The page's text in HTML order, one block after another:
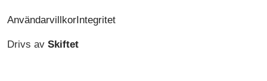
AnvändarvillkorIntegritet
Drivs av Skiftet